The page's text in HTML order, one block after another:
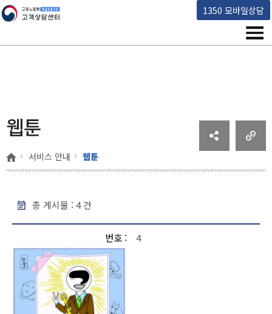
1350 모바일상담
고용노동부 책임운영기관 고객상담센터
메
웹툰
홈 서비스 안내 웹툰
총 게시물 : 4건
번호 4